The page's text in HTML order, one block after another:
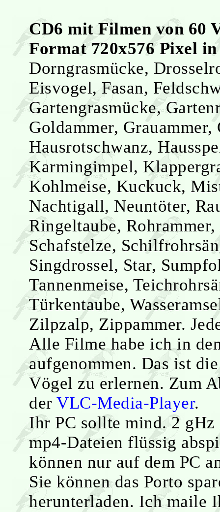
CD6 mit Filmen von 60
Format 720x576 Pixel
Dorngrasmücke,
Eisvogel, Fasan,
Gartengrasmücke,
Goldammer,
Hausrotschwanz,
Karmingimpel,
Kohlmeise, Kuckuck,
Nachtigall, Neuntöter,
Ringeltaube,
Schafstelze,
Singdrossel, Star,
Tannenmeise,
Türkentaube,
Zilpzalp, Zippammer.
Alle Filme habe ich in
aufgenommen. Das ist
Vögel zu erlernen. Zum
der VLC-Media-Player.
Ihr PC sollte mind. 2
mp4-Dateien flüssig
können nur auf dem PC
Sie können das Porto
herunterladen. Ich maile